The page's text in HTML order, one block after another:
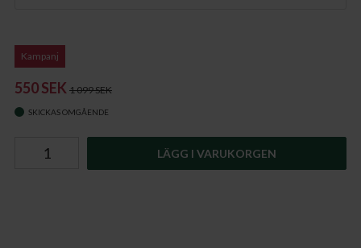
Kampanj
550 SEK 1 099 SEK
SKICKAS OMGÅENDE
LÄGG I VARUKORGEN